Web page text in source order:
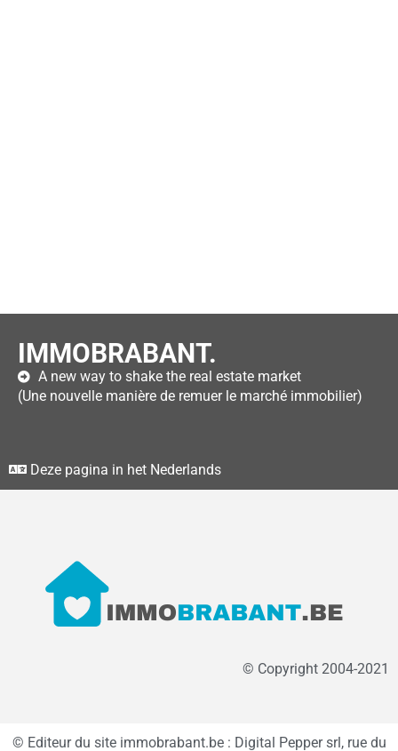
IMMOBRABANT.
A new way to shake the real estate market
(Une nouvelle manière de remuer le marché immobilier)
Deze pagina in het Nederlands
© Copyright 2004-2021
© Editeur du site immobrabant.be : Digital Pepper srl, rue du